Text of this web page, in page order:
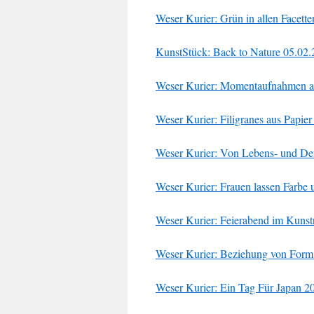
Weser Kurier: Grün in allen
KunstStück: Back to Nature
Weser Kurier: Momentaufnahmen
Weser Kurier: Filigranes aus
Weser Kurier: Von Lebens- und
Weser Kurier: Frauen lassen
Weser Kurier: Feierabend im
Weser Kurier: Beziehung von
Weser Kurier: Ein Tag Für Japan